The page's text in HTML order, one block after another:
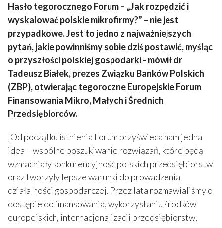
Hasło tegorocznego Forum – „Jak rozpędzić i
wyskalować polskie mikrofirmy?” – nie jest
przypadkowe. Jest to jedno z najważniejszych
pytań, jakie powinniśmy sobie dziś postawić, myśląc
o przyszłości polskiej gospodarki - mówił dr
Tadeusz Białek, prezes Związku Banków Polskich
(ZBP), otwierając tegoroczne Europejskie Forum
Finansowania Mikro, Małych i Średnich
Przedsiębiorców.
„Od początku istnienia Forum przyświeca nam jedna
idea – wspólne poszukiwanie rozwiązań, które będą
wzmacniały konkurencyjność polskich przedsiębiorstw
oraz tworzyły lepsze warunki do prowadzenia
działalności gospodarczej. Przez lata rozmawialiśmy o
dostępie do finansowania, wykorzystaniu środków
europejskich, internacjonalizacji przedsiębiorstw,